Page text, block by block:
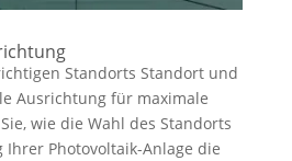
Standorts Standort und
Ausrichtung für maximale
wie die Wahl des Standorts
Photovoltaik-Anlage die